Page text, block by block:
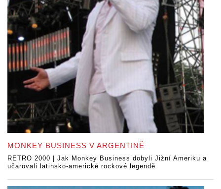
MONKEY BUSINESS V ARGENTINĚ
RETRO 2000 | Jak Monkey Business dobyli Jižní Ameriku a
učarovali latinsko-americké rockové legendě